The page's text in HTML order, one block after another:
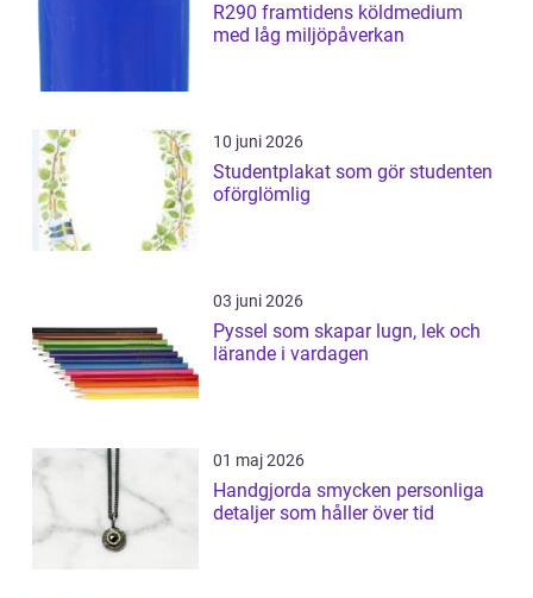
R290 framtidens köldmedium
med låg miljöpåverkan
10 juni 2026
Studentplakat som gör studenten
oförglömlig
03 juni 2026
Pyssel som skapar lugn, lek och
lärande i vardagen
01 maj 2026
Handgjorda smycken personliga
detaljer som håller över tid